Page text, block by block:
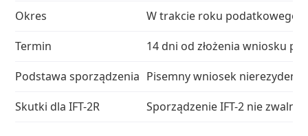
Okres
W trakcie roku podatkowego
Termin
14 dni od złożenia wniosku
Podstawa sporządzenia Pisemny wniosek nierezydenta
Skutki dla IFT-2R
Sporządzenie IFT-2 nie zwalnia